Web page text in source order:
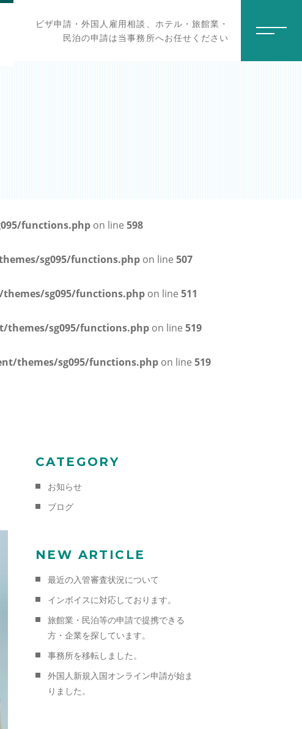
ビザ申請・外国人雇用相談、ホテル・旅館業・
民泊の申請は当事務所へお任せください
functions.php on line 598
sg095/functions.php on line 507
sg095/functions.php on line 511
themes/sg095/functions.php on line 519
themes/sg095/functions.php on line 519
CATEGORY
お知らせ
ブログ
NEW ARTICLE
最近の入管審査状況について
インボイスに対応しております。
旅館業・民泊等の申請で提携できる
方・企業を探しています。
事務所を移転しました。
外国人新規入国オンライン申請が始ま
りました。